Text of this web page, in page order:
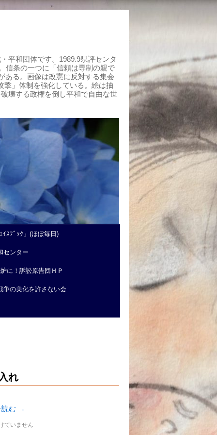
平和団体です。1989.9県評センタ
信条の一つに「信頼は専制の親で
ある。画像は改憲に反対する集会
撃」体制を強化している。絵は抽
壊する政権を倒し平和で自由な世
ｲｽﾌﾞｯｸ」(ほぼ毎日)
ンター
に！訴訟原告団ＨＰ
の美化を許さない会
れ
む →
ていません